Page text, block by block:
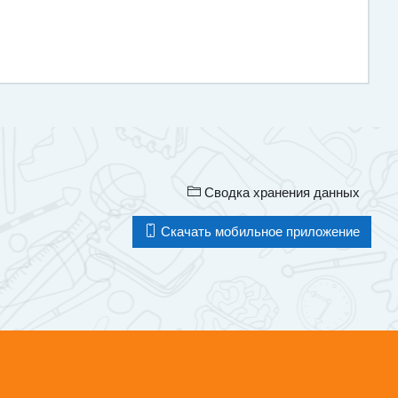
Сводка хранения данных
Скачать мобильное приложение